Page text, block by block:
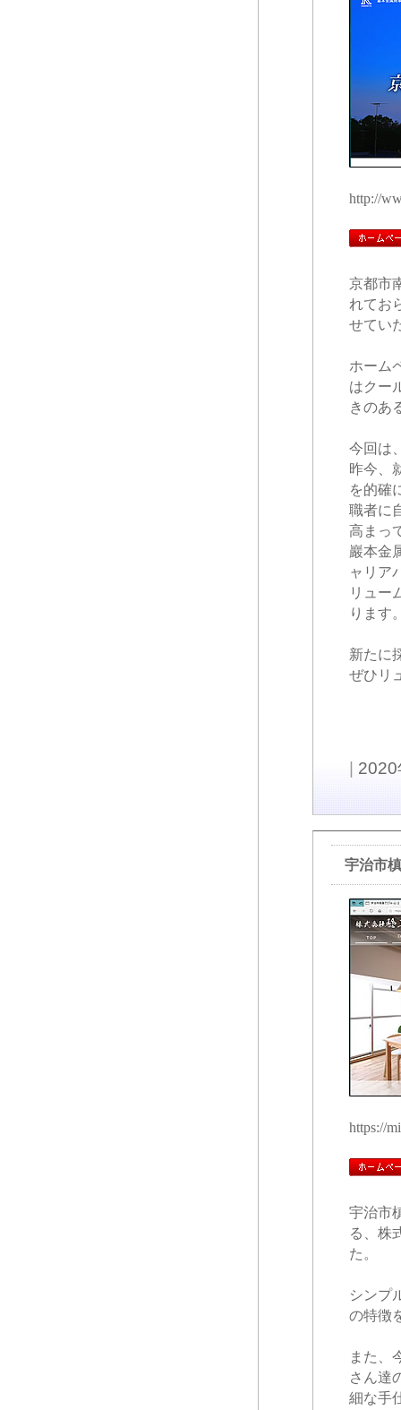
http://
京都市
れてお
せてい
ホーム
はクー
きのあ
今回は
昨今、
を的確
職者に
高まっ
巖本金
ャリア
リュー
ります
新たに
ぜひリ
2020
宇治市
https://
宇治市
る、株
た。
シンプ
の特徴
また、
さん達
細な手